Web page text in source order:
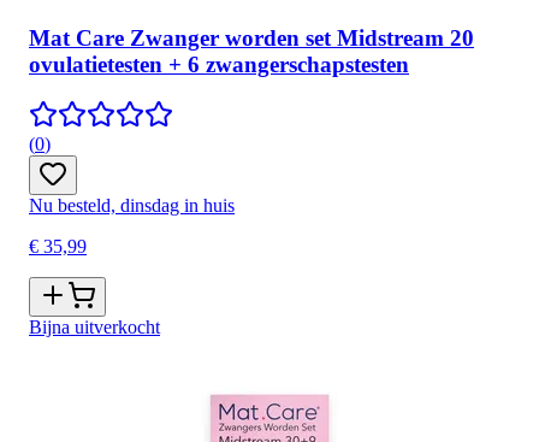
Mat Care Zwanger worden set Midstream 20
ovulatietesten + 6 zwangerschapstesten
(0)
Nu besteld, dinsdag in huis
€ 35,99
Bijna uitverkocht